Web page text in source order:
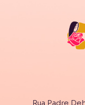
Rua Padre